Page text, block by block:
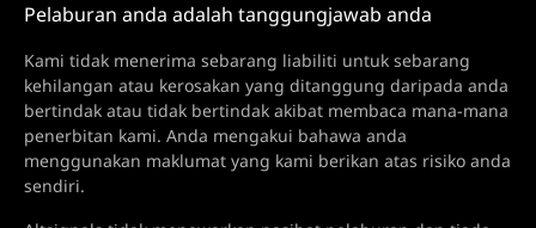
Pelaburan anda adalah tanggungjawab anda
Kami tidak menerima sebarang liabiliti untuk sebarang
kehilangan atau kerosakan yang ditanggung daripada anda
bertindak atau tidak bertindak akibat membaca mana-mana
penerbitan kami. Anda mengakui bahawa anda
menggunakan maklumat yang kami berikan atas risiko anda
sendiri.